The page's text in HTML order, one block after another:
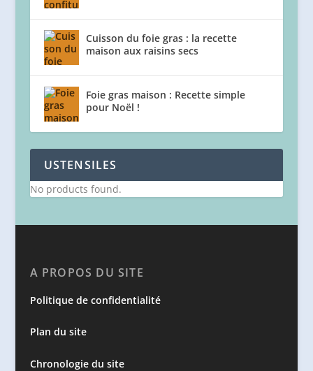
Cuisson du foie gras : la recette
maison aux raisins secs
Foie gras maison : Recette simple
pour Noël !
USTENSILES
No products found.
A PROPOS DU SITE
Politique de confidentialité
Plan du site
Chronologie du site